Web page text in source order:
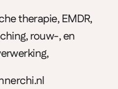
therapie, EMDR,
rouw-, en